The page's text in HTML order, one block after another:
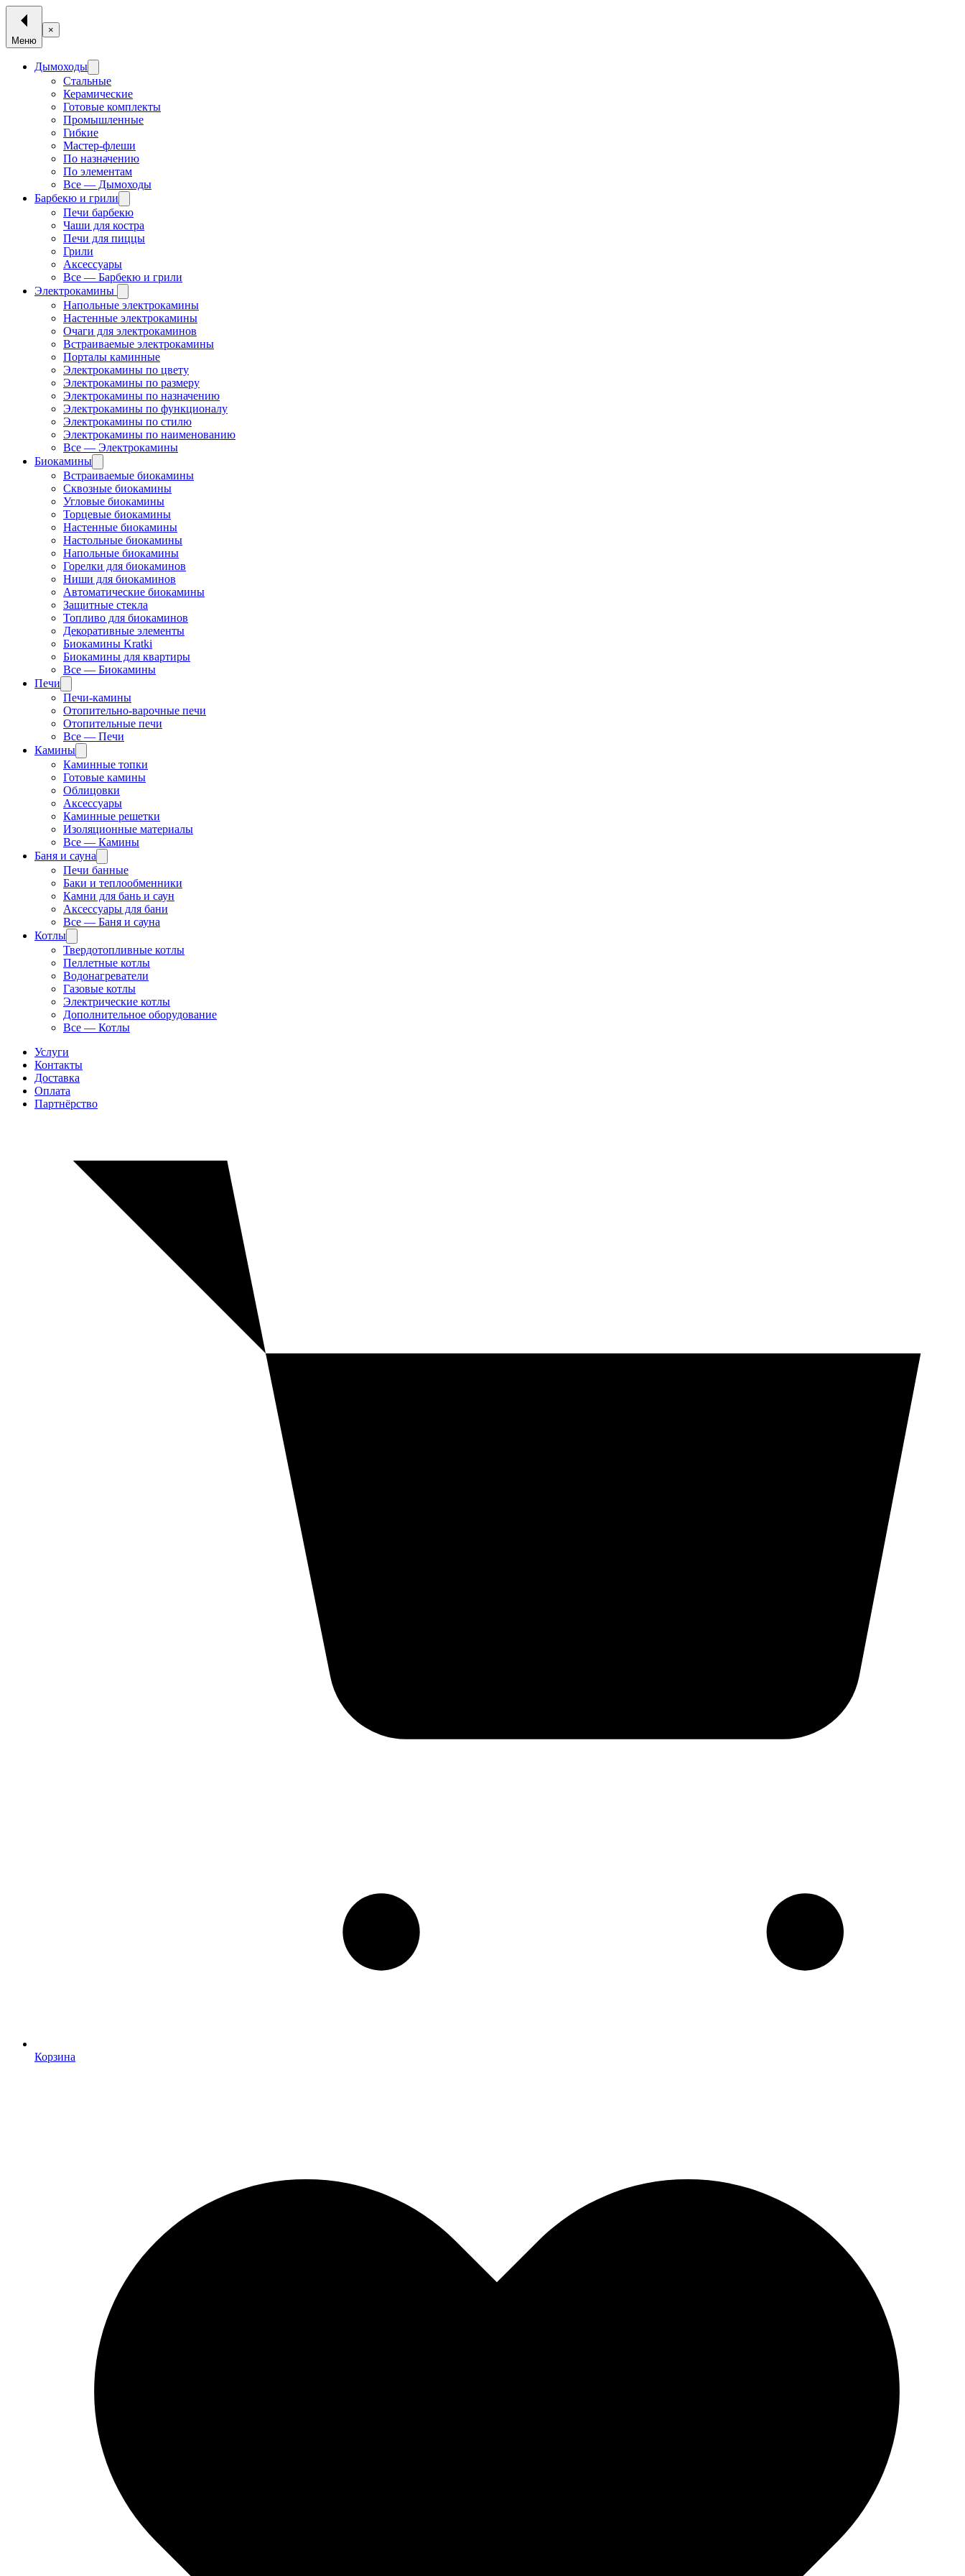
Меню
×
Дымоходы
Стальные
Керамические
Готовые комплекты
Промышленные
Гибкие
Мастер-флеши
По назначению
По элементам
Все — Дымоходы
Барбекю и грили
Печи барбекю
Чаши для костра
Печи для пиццы
Грили
Аксессуары
Все — Барбекю и грили
Электрокамины
Напольные электрокамины
Настенные электрокамины
Очаги для электрокаминов
Встраиваемые электрокамины
Порталы каминные
Электрокамины по цвету
Электрокамины по размеру
Электрокамины по назначению
Электрокамины по функционалу
Электрокамины по стилю
Электрокамины по наименованию
Все — Электрокамины
Биокамины
Встраиваемые биокамины
Сквозные биокамины
Угловые биокамины
Торцевые биокамины
Настенные биокамины
Настольные биокамины
Напольные биокамины
Горелки для биокаминов
Ниши для биокаминов
Автоматические биокамины
Защитные стекла
Топливо для биокаминов
Декоративные элементы
Биокамины Kratki
Биокамины для квартиры
Все — Биокамины
Печи
Печи-камины
Отопительно-варочные печи
Отопительные печи
Все — Печи
Камины
Каминные топки
Готовые камины
Облицовки
Аксессуары
Каминные решетки
Изоляционные материалы
Все — Камины
Баня и сауна
Печи банные
Баки и теплообменники
Камни для бань и саун
Аксессуары для бани
Все — Баня и сауна
Котлы
Твердотопливные котлы
Пеллетные котлы
Водонагреватели
Газовые котлы
Электрические котлы
Дополнительное оборудование
Все — Котлы
Услуги
Контакты
Доставка
Оплата
Партнёрство
Корзина